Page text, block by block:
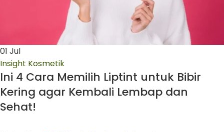
01 Jul
Insight Kosmetik
Ini 4 Cara Memilih Liptint untuk Bibir
Kering agar Kembali Lembap dan
Sehat!